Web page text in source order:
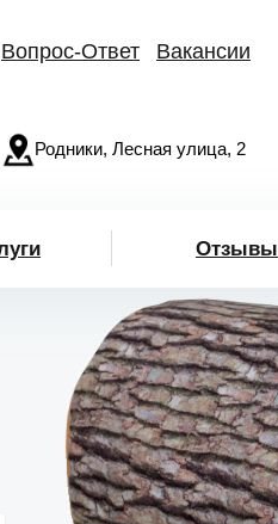
Вопрос-Ответ Вакансии
Родники, Лесная улица, 2
Отзывы